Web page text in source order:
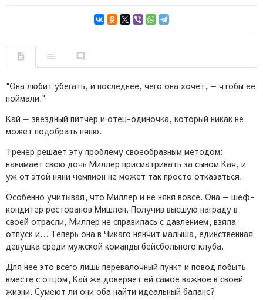
"Она любит убегать, и последнее, чего она хочет, — чтобы ее
поймали."
Кай — звездный питчер и отец-одиночка, который никак не
может подобрать няню.
Тренер решает эту проблему своеобразным методом:
нанимает свою дочь Миллер присматривать за сыном Кая, и
уж от этой няни чемпион не может так просто отказаться.
Особенно учитывая, что Миллер и не няня вовсе. Она — шеф-
кондитер ресторанов Мишлен. Получив высшую награду в
своей отрасли, Миллер не справилась с давлением, взяла
отпуск и… Теперь она в Чикаго нянчит малыша, единственная
девушка среди мужской команды бейсбольного клуба.
Для нее это всего лишь перевалочный пункт и повод побыть
вместе с отцом, Кай же доверяет ей самое важное в своей
жизни. Сумеют ли они оба найти идеальный баланс?